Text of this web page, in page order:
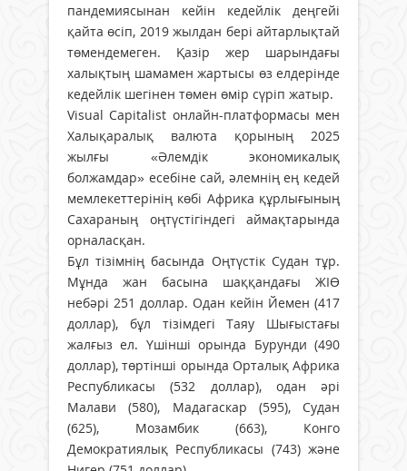
пандемиясынан кейін кедейлік деңгейі
қайта өсіп, 2019 жылдан бері айтарлықтай
төмендемеген. Қазір жер шарындағы
халықтың шамамен жартысы өз елдерінде
кедейлік шегінен төмен өмір сүріп жатыр.
Visual Capitalist онлайн-платформасы мен
Халықаралық валюта қорының 2025
жылғы «Әлемдік экономикалық
болжамдар» есебіне сай, әлемнің ең кедей
мемлекеттерінің көбі Африка құрлығының
Сахараның оңтүстігіндегі аймақтарында
орналасқан.
Бұл тізімнің басында Оңтүстік Судан тұр.
Мұнда жан басына шаққандағы ЖІӨ
небәрі 251 доллар. Одан кейін Йемен (417
доллар), бұл тізімдегі Таяу Шығыстағы
жалғыз ел. Үшінші орында Бурунди (490
доллар), төртінші орында Орталық Африка
Республикасы (532 доллар), одан әрі
Малави (580), Мадагаскар (595), Судан
(625), Мозамбик (663), Конго
Демократиялық Республикасы (743) және